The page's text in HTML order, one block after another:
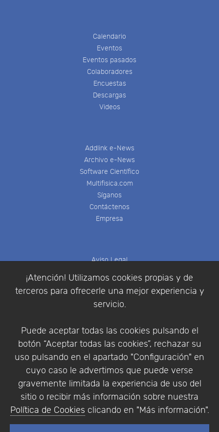
¡Atención! Utilizamos cookies propias y de
terceros para ofrecerle una mejor experiencia y
servicio.
Puede aceptar todas las cookies pulsando el
botón “Aceptar todas las cookies”, rechazar su
uso pulsando en el apartado "Configuración" en
cuyo caso le advertimos que puede verse
gravemente limitada la experiencia de uso del
sitio o recibir más información sobre nuestra
Política de Cookies clicando en "Más información".
Calendario
Eventos
Eventos pasados
Colaboradores
Encuestas
Descargas
Videos
Addlink e-News
Archivo e-News
Software Científico
Multifisica.com
Síganos
Contáctenos
Empresa
Aviso Legal
Política de Privacidad
Condiciones de compra
Identificarse
Empresa|Aviso Legal| Política de Privacidad |
Política de Cookies
© Copyright 1994 - 2026. Addlink Software
Científico, S.L.